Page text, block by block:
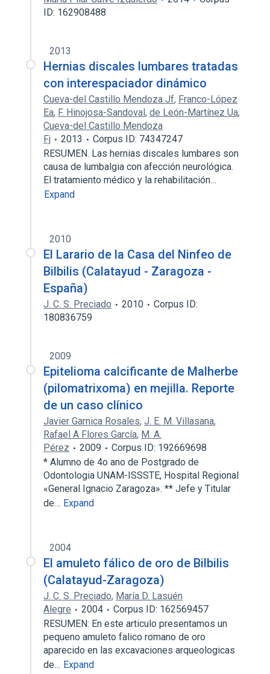
ID: 162908488
2013
Hernias discales lumbares tratadas
con interespaciador dinámico
Cueva-del Castillo Mendoza Jf, Franco-López
Ea, F. Hinojosa-Sandoval, de León-Martínez Ua,
Cueva-del Castillo Mendoza
Fj
2013
Corpus ID: 74347247
RESUMEN. Las hernias discales lumbares son
causa de lumbalgia con afección neurológica.
El tratamiento médico y la rehabilitación…
Expand
2010
El Larario de la Casa del Ninfeo de
Bilbilis (Calatayud - Zaragoza -
España)
J. C. S. Preciado 2010
Corpus ID:
180836759
2009
Epitelioma calcificante de Malherbe
(pilomatrixoma) en mejilla. Reporte
de un caso clínico
Javier Garnica Rosales, J. E. M. Villasana,
Rafael A Flores García, M. A.
Pérez
2009
Corpus ID: 192669698
* Alumno de 4o ano de Postgrado de
Odontologia UNAM-ISSSTE, Hospital Regional
«General Ignacio Zaragoza». ** Jefe y Titular
de… Expand
2004
El amuleto fálico de oro de Bilbilis
(Calatayud-Zaragoza)
J. C. S. Preciado, María D. Lasuén
Alegre
2004
Corpus ID: 162569457
RESUMEN: En este articulo presentamos un
pequeno amuleto falico romano de oro
aparecido en las excavaciones arqueologicas
de… Expand